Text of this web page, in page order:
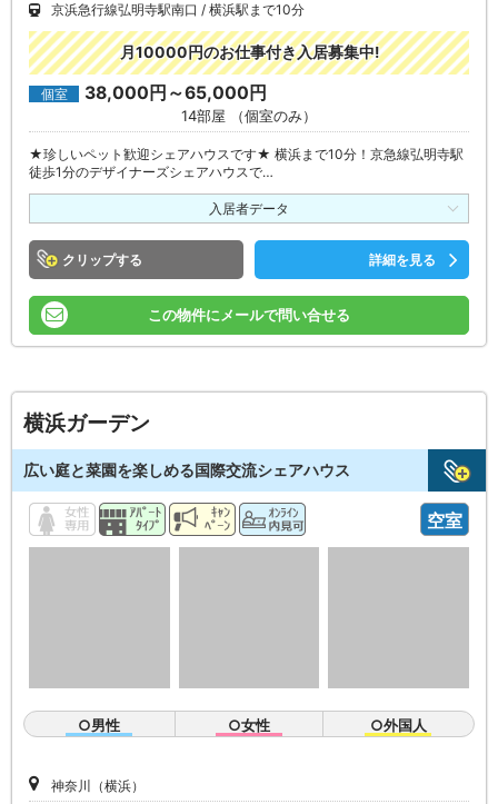
京浜急行線弘明寺駅南口
横浜駅まで10分
月10000円のお仕事付き入居募集中!
個室 38,000円～65,000円
14部屋 （個室のみ）
★珍しいペット歓迎シェアハウスです★ 横浜まで10分！京急線弘明寺駅
徒歩1分のデザイナーズシェアハウスで…
入居者データ
クリップ 詳細を見る
この物件にメールで問い合せる
横浜ガーデン
広い庭と菜園を楽しめる国際交流シェアハウス
空室
○男性 ○女性 ○外国人
神奈川（横浜）